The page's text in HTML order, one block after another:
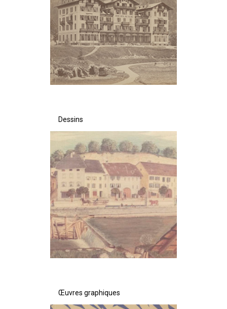
Dessins
Œuvres graphiques